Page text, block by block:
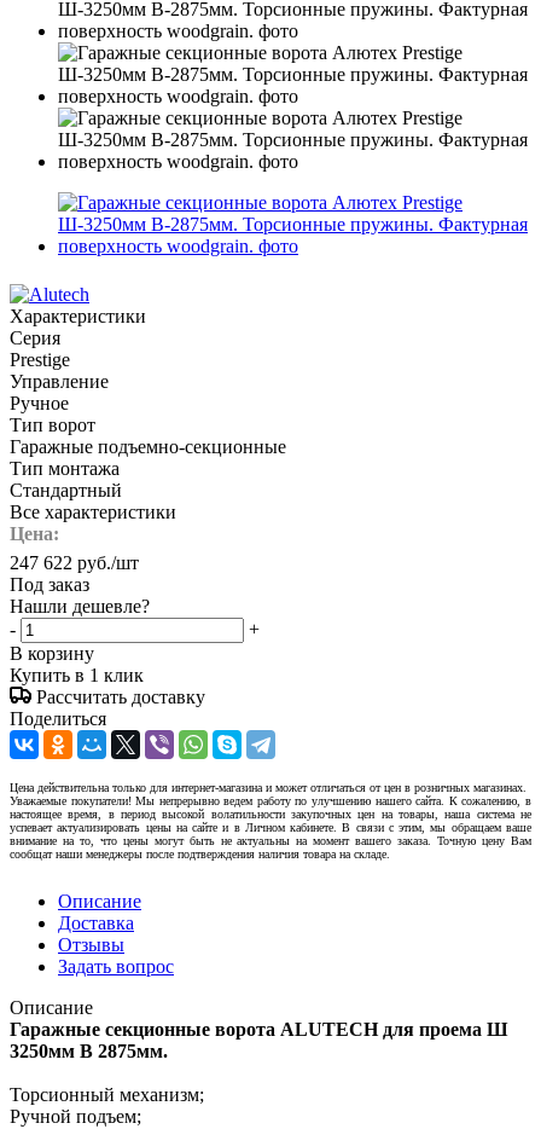
Характеристики
Серия
Prestige
Управление
Ручное
Тип ворот
Гаражные подъемно-секционные
Тип монтажа
Стандартный
Все характеристики
Цена:
247 622 руб./шт
Под заказ
Нашли дешевле?
-
+
В корзину
Купить в 1 клик
Рассчитать доставку
Поделиться
Цена действительна только для интернет-магазина и может отличаться от цен в розничных магазинах.
Уважаемые покупатели! Мы непрерывно ведем работу по улучшению нашего сайта. К сожалению, в
настоящее время, в период высокой волатильности закупочных цен на товары, наша система не
успевает актуализировать цены на сайте и в Личном кабинете. В связи с этим, мы обращаем ваше
внимание на то, что цены могут быть не актуальны на момент вашего заказа. Точную цену Вам
сообщат наши менеджеры после подтверждения наличия товара на складе.
Описание
Доставка
Отзывы
Задать вопрос
Описание
Гаражные секционные ворота ALUTECH для проема Ш
3250мм В 2875мм.
Торсионный механизм;
Ручной подъем;